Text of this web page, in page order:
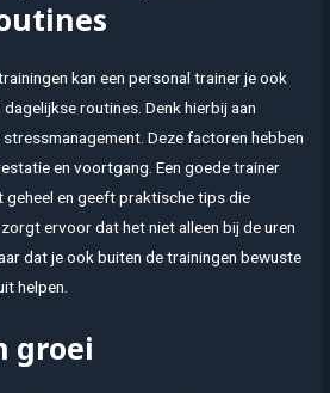
kan een personal trainer je ook
routines. Denk hierbij aan
Deze factoren hebben
en voortgang. Een goede trainer
geheel en geeft praktische tips die
ervoor dat het niet alleen bij de uren
dat je ook buiten de trainingen bewuste
helpen.
groei